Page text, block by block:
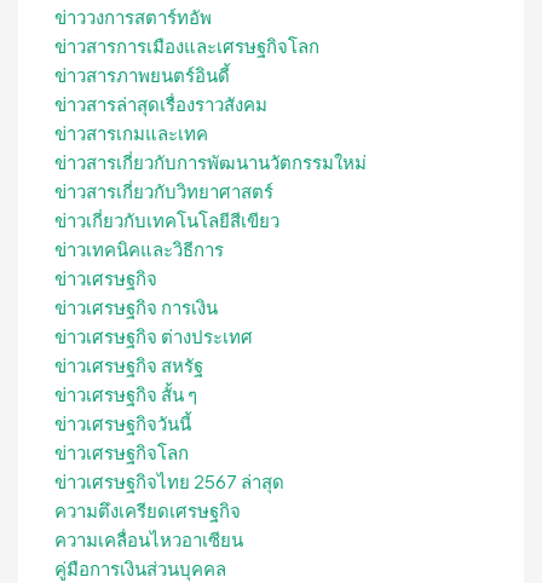
ข่าววงการสตาร์ทอัพ
ข่าวสารการเมืองและเศรษฐกิจโลก
ข่าวสารภาพยนตร์อินดี้
ข่าวสารล่าสุดเรื่องราวสังคม
ข่าวสารเกมและเทค
ข่าวสารเกี่ยวกับการพัฒนานวัตกรรมใหม่
ข่าวสารเกี่ยวกับวิทยาศาสตร์
ข่าวเกี่ยวกับเทคโนโลยีสีเขียว
ข่าวเทคนิคและวิธีการ
ข่าวเศรษฐกิจ
ข่าวเศรษฐกิจ การเงิน
ข่าวเศรษฐกิจ ต่างประเทศ
ข่าวเศรษฐกิจ สหรัฐ
ข่าวเศรษฐกิจ สั้น ๆ
ข่าวเศรษฐกิจวันนี้
ข่าวเศรษฐกิจโลก
ข่าวเศรษฐกิจไทย 2567 ล่าสุด
ความตึงเครียดเศรษฐกิจ
ความเคลื่อนไหวอาเซียน
คู่มือการเงินส่วนบุคคล